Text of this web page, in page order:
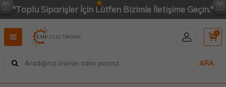
"Toplu Siparişler İçin Lütfen Bizimle İletişime Geçin."
ARA
0